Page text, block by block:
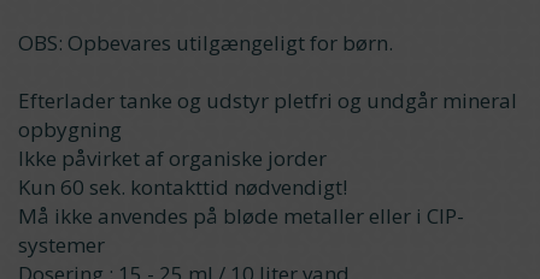
OBS: Opbevares utilgængeligt for børn.
Efterlader tanke og udstyr pletfri og undgår mineral
opbygning
Ikke påvirket af organiske jorder
Kun 60 sek. kontakttid nødvendigt!
Må ikke anvendes på bløde metaller eller i CIP-
systemer